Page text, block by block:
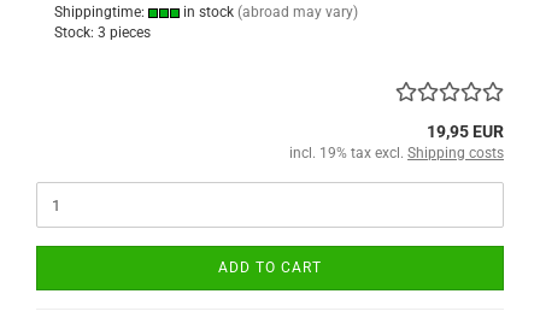
Shippingtime: in stock (abroad may vary)
Stock: 3 pieces
19,95 EUR
incl. 19% tax excl. Shipping costs
ADD TO CART